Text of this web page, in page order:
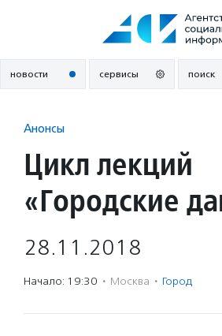
новости сервисы поиск
Анонсы
Цикл лекций
«Городские
28.11.2018
Начало: 19:30 · Москва · Город